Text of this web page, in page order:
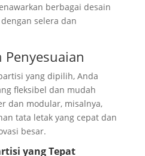
berbagai desain
selera dan
yang dipilih, Anda
fleksibel dan mudah
dan modular, misalnya,
tata letak yang cepat dan
besar.
yang Tepat